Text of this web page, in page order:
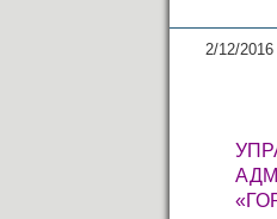
2/12/2016